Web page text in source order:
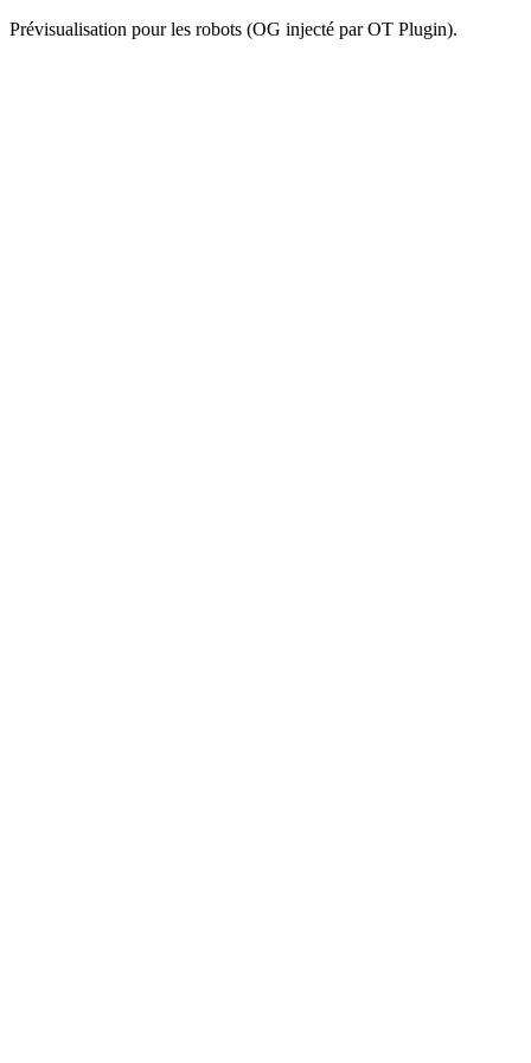
Prévisualisation pour les robots (OG injecté par OT Plugin).